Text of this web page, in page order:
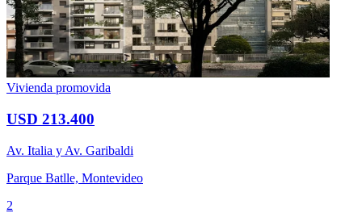
Vivienda promovida
USD 213.400
Av. Italia y Av. Garibaldi
Parque Batlle, Montevideo
2